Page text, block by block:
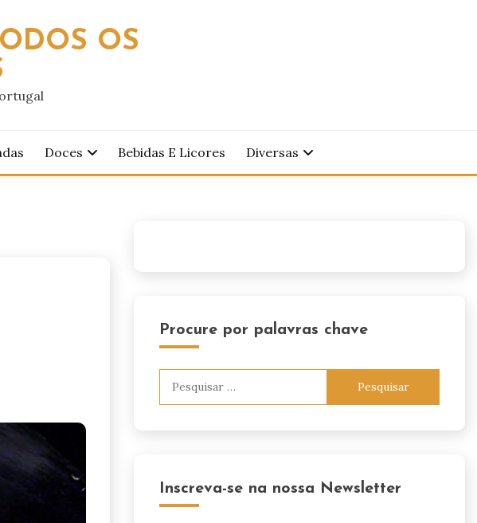
OS
Doces Bebidas E Licores Diversas
Procure por palavras chave
Inscreva-se na nossa Newsletter